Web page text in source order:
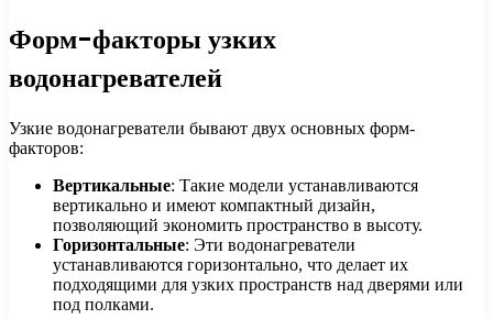
Форм-факторы узких
водонагревателей
Узкие водонагреватели бывают двух основных форм-
факторов:
Вертикальные: Такие модели устанавливаются
вертикально и имеют компактный дизайн,
позволяющий экономить пространство в высоту.
Горизонтальные: Эти водонагреватели
устанавливаются горизонтально, что делает их
подходящими для узких пространств над дверями или
под полками.